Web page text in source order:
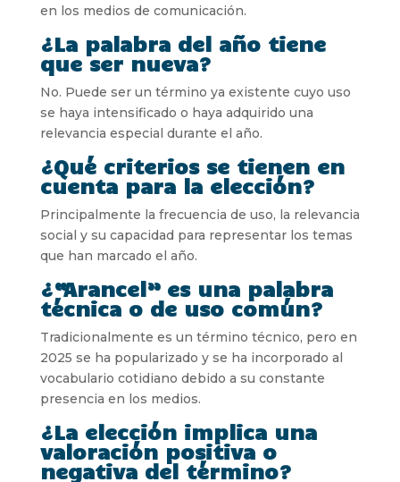
en los medios de comunicación.
¿La palabra del año tiene
que ser nueva?
No. Puede ser un término ya existente cuyo uso
se haya intensificado o haya adquirido una
relevancia especial durante el año.
¿Qué criterios se tienen en
cuenta para la elección?
Principalmente la frecuencia de uso, la relevancia
social y su capacidad para representar los temas
que han marcado el año.
¿“Arancel” es una palabra
técnica o de uso común?
Tradicionalmente es un término técnico, pero en
2025 se ha popularizado y se ha incorporado al
vocabulario cotidiano debido a su constante
presencia en los medios.
¿La elección implica una
valoración positiva o
negativa del término?